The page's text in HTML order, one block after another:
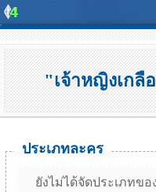
"เจ้าหญิงเกลื
ประเภทละคร
ยังไม่ได้จัดประเภทขอ